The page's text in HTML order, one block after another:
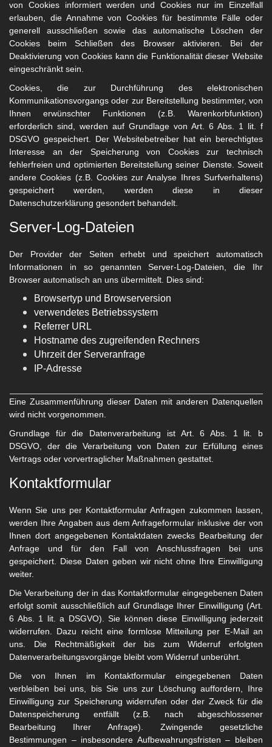
von Cookies informiert werden und Cookies nur im Einzelfall
erlauben, die Annahme von Cookies für bestimmte Fälle oder
generell ausschließen sowie das automatische Löschen der
Cookies beim Schließen des Browser aktivieren. Bei der
Deaktivierung von Cookies kann die Funktionalität dieser Website
eingeschränkt sein.
Cookies, die zur Durchführung des elektronischen
Kommunikationsvorgangs oder zur Bereitstellung bestimmter, von
Ihnen erwünschter Funktionen (z.B. Warenkorbfunktion)
erforderlich sind, werden auf Grundlage von Art. 6 Abs. 1 lit. f
DSGVO gespeichert. Der Websitebetreiber hat ein berechtigtes
Interesse an der Speicherung von Cookies zur technisch
fehlerfreien und optimierten Bereitstellung seiner Dienste. Soweit
andere Cookies (z.B. Cookies zur Analyse Ihres Surfverhaltens)
gespeichert werden, werden diese in dieser
Datenschutzerklärung gesondert behandelt.
Server-Log-Dateien
Der Provider der Seiten erhebt und speichert automatisch
Informationen in so genannten Server-Log-Dateien, die Ihr
Browser automatisch an uns übermittelt. Dies sind:
Browsertyp und Browserversion
verwendetes Betriebssystem
Referrer URL
Hostname des zugreifenden Rechners
Uhrzeit der Serveranfrage
IP-Adresse
Eine Zusammenführung dieser Daten mit anderen Datenquellen
wird nicht vorgenommen.
Grundlage für die Datenverarbeitung ist Art. 6 Abs. 1 lit. b
DSGVO, der die Verarbeitung von Daten zur Erfüllung eines
Vertrags oder vorvertraglicher Maßnahmen gestattet.
Kontaktformular
Wenn Sie uns per Kontaktformular Anfragen zukommen lassen,
werden Ihre Angaben aus dem Anfrageformular inklusive der von
Ihnen dort angegebenen Kontaktdaten zwecks Bearbeitung der
Anfrage und für den Fall von Anschlussfragen bei uns
gespeichert. Diese Daten geben wir nicht ohne Ihre Einwilligung
weiter.
Die Verarbeitung der in das Kontaktformular eingegebenen Daten
erfolgt somit ausschließlich auf Grundlage Ihrer Einwilligung (Art.
6 Abs. 1 lit. a DSGVO). Sie können diese Einwilligung jederzeit
widerrufen. Dazu reicht eine formlose Mitteilung per E-Mail an
uns. Die Rechtmäßigkeit der bis zum Widerruf erfolgten
Datenverarbeitungsvorgänge bleibt vom Widerruf unberührt.
Die von Ihnen im Kontaktformular eingegebenen Daten
verbleiben bei uns, bis Sie uns zur Löschung auffordern, Ihre
Einwilligung zur Speicherung widerrufen oder der Zweck für die
Datenspeicherung entfällt (z.B. nach abgeschlossener
Bearbeitung Ihrer Anfrage). Zwingende gesetzliche
Bestimmungen – insbesondere Aufbewahrungsfristen – bleiben